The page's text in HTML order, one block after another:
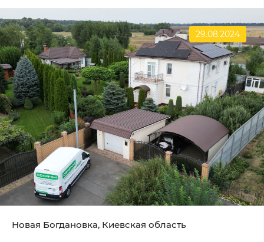
29.08.2024
Новая Богдановка, Киевская область